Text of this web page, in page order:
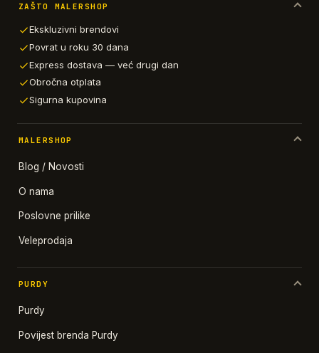
ZAŠTO MALERSHOP
Ekskluzivni brendovi
Povrat u roku 30 dana
Express dostava — već drugi dan
Obročna otplata
Sigurna kupovina
MALERSHOP
Blog / Novosti
O nama
Poslovne prilike
Veleprodaja
PURDY
Purdy
Povijest brenda Purdy